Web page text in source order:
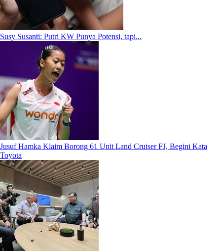
Susy Susanti: Putri KW Punya Potensi, tapi...
Jusuf Hamka Klaim Borong 61 Unit Land Cruiser FJ, Begini Kata
Toyota